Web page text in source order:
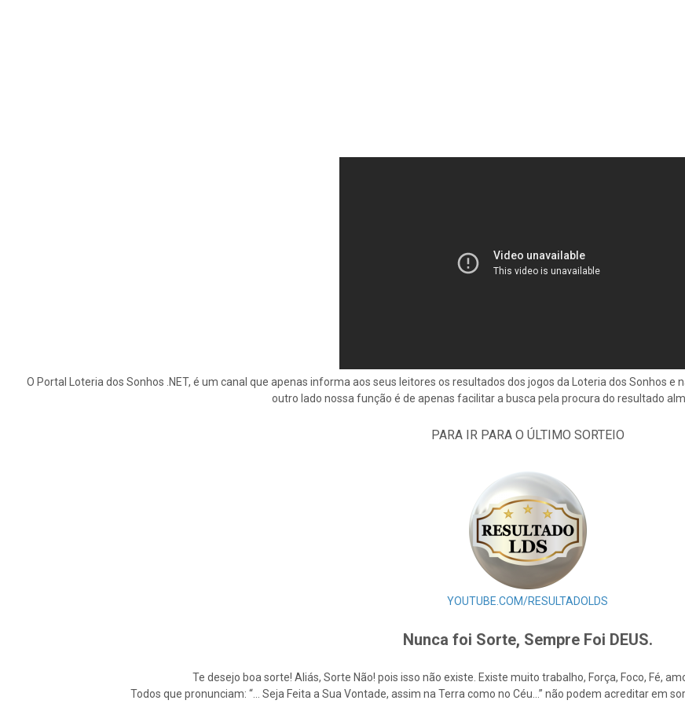
O Portal Loteria dos Sonhos .NET, é um canal que apenas informa aos seus leitores os resultados dos jogos da Loteria dos Sonhos
outro lado nossa função é de apenas facilitar a busca pela procura do resultado
PARA IR PARA O ÚLTIMO SORTEIO
YOUTUBE.COM/RESULTADOLDS
Nunca foi Sorte, Sempre Foi DEUS.
Te desejo boa sorte! Aliás, Sorte Não! pois isso não existe. Existe muito trabalho, Força, Foco, Fé,
Todos que pronunciam: “… Seja Feita a Sua Vontade, assim na Terra como no Céu…” não podem acreditar em